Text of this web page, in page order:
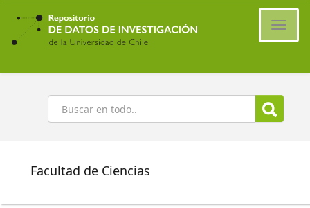
Ir
contenido
principal
Buscar
Facultad de Ciencias